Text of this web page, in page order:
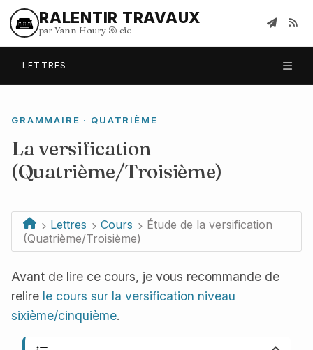
RALENTIR TRAVAUX
par Yann Houry & cie
LETTRES
GRAMMAIRE · QUATRIÈME
La versification
(Quatrième/Troisième)
Lettres Cours
Étude de la versification
(Quatrième/Troisième)
Avant de lire ce cours, je vous recommande de
relire le cours sur la versification niveau
sixième/cinquième.